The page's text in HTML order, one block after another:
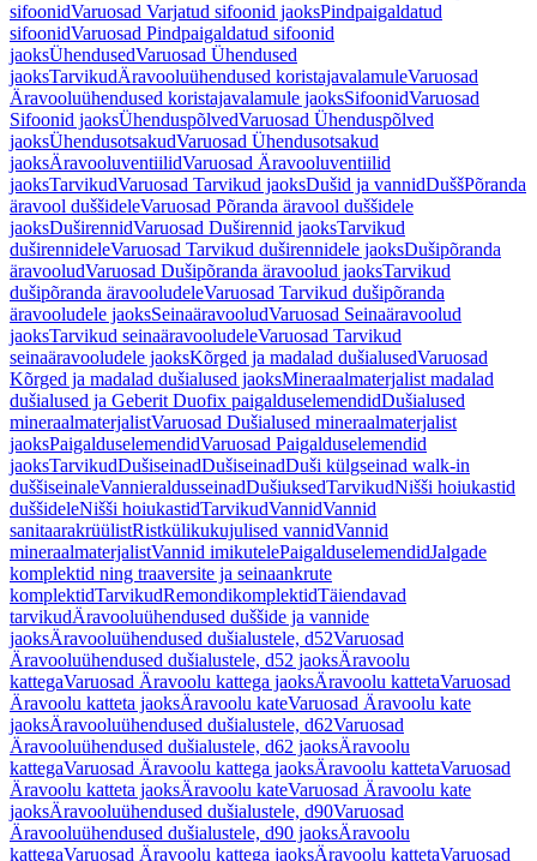
sifoonidVaruosad Varjatud sifoonid jaoksPindpaigaldatud
sifoonidVaruosad Pindpaigaldatud sifoonid
jaoksÜhendusedVaruosad Ühendused
jaoksTarvikudÄravooluühendused koristajavalamuleVaruosad
Äravooluühendused koristajavalamule jaoksSifoonidVaruosad
Sifoonid jaoksÜhenduspõlvedVaruosad Ühenduspõlved
jaoksÜhendusotsakudVaruosad Ühendusotsakud
jaoksÄravooluventiilidVaruosad Äravooluventiilid
jaoksTarvikudVaruosad Tarvikud jaoksDušid ja vannidDuššPõranda
äravool duššideleVaruosad Põranda äravool duššidele
jaoksDuširennidVaruosad Duširennid jaoksTarvikud
duširennideleVaruosad Tarvikud duširennidele jaoksDušipõranda
äravooludVaruosad Dušipõranda äravoolud jaoksTarvikud
dušipõranda äravooludeleVaruosad Tarvikud dušipõranda
äravooludele jaoksSeinaäravooludVaruosad Seinaäravoolud
jaoksTarvikud seinaäravooludeleVaruosad Tarvikud
seinaäravooludele jaoksKõrged ja madalad dušialusedVaruosad
Kõrged ja madalad dušialused jaoksMineraalmaterjalist madalad
dušialused ja Geberit Duofix paigalduselemendidDušialused
mineraalmaterjalistVaruosad Dušialused mineraalmaterjalist
jaoksPaigalduselemendidVaruosad Paigalduselemendid
jaoksTarvikudDušiseinadDušiseinadDuši külgseinad walk-in
duššiseinaleVannieraldusseinadDušiuksedTarvikudNišši hoiukastid
duššideleNišši hoiukastidTarvikudVannidVannid
sanitaarakrüülistRistkülikukujulised vannidVannid
mineraalmaterjalistVannid imikutelePaigalduselemendidJalgade
komplektid ning traaversite ja seinaankrute
komplektidTarvikudRemondikomplektidTäiendavad
tarvikudÄravooluühendused duššide ja vannide
jaoksÄravooluühendused dušialustele, d52Varuosad
Äravooluühendused dušialustele, d52 jaoksÄravoolu
kattegaVaruosad Äravoolu kattega jaoksÄravoolu kattetaVaruosad
Äravoolu katteta jaoksÄravoolu kateVaruosad Äravoolu kate
jaoksÄravooluühendused dušialustele, d62Varuosad
Äravooluühendused dušialustele, d62 jaoksÄravoolu
kattegaVaruosad Äravoolu kattega jaoksÄravoolu kattetaVaruosad
Äravoolu katteta jaoksÄravoolu kateVaruosad Äravoolu kate
jaoksÄravooluühendused dušialustele, d90Varuosad
Äravooluühendused dušialustele, d90 jaoksÄravoolu
kattegaVaruosad Äravoolu kattega jaoksÄravoolu kattetaVaruosad